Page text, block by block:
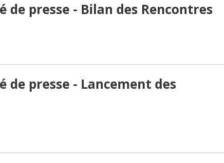
de presse - Bilan des Rencontres
de presse - Lancement des